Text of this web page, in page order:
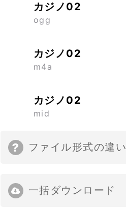
カジノ02
ogg
カジノ02
m4a
カジノ02
mid
ファイル形式の違い
一括ダウンロード